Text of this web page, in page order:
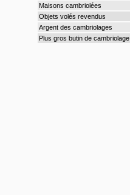
Maisons cambriolées
Objets volés revendus
Argent des cambriolages
Plus gros butin de cambriolage